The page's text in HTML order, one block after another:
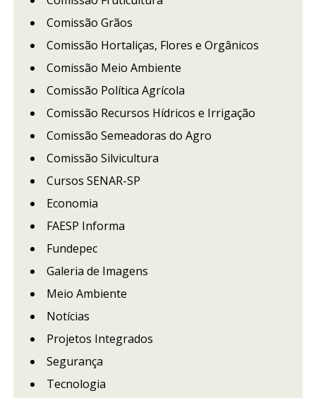
Comissão Grãos
Comissão Hortaliças, Flores e Orgânicos
Comissão Meio Ambiente
Comissão Política Agrícola
Comissão Recursos Hídricos e Irrigação
Comissão Semeadoras do Agro
Comissão Silvicultura
Cursos SENAR-SP
Economia
FAESP Informa
Fundepec
Galeria de Imagens
Meio Ambiente
Notícias
Projetos Integrados
Segurança
Tecnologia